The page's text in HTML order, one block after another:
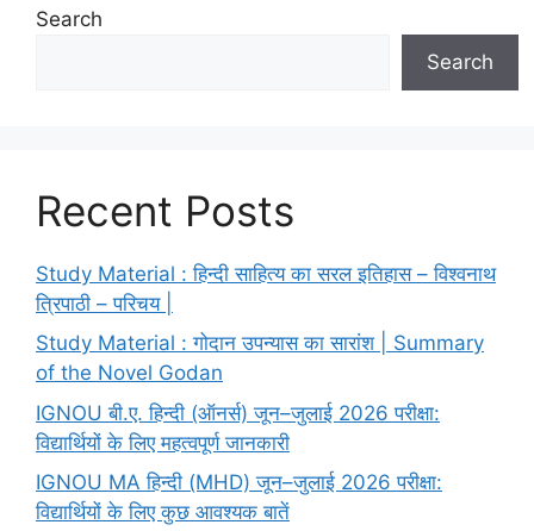
Search
Search
Recent Posts
Study Material : हिन्दी साहित्य का सरल इतिहास – विश्वनाथ
त्रिपाठी – परिचय |
Study Material : गोदान उपन्यास का सारांश | Summary
of the Novel Godan
IGNOU बी.ए. हिन्दी (ऑनर्स) जून–जुलाई 2026 परीक्षा:
विद्यार्थियों के लिए महत्वपूर्ण जानकारी
IGNOU MA हिन्दी (MHD) जून–जुलाई 2026 परीक्षा:
विद्यार्थियों के लिए कुछ आवश्यक बातें